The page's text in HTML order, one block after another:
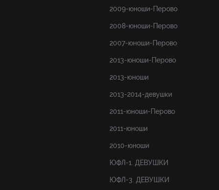
2009-юноши-Перово
2008-юноши-Перово
2007-юноши-Перово
2013-юноши-Перово
2013-юноши
2013-2014-девушки
2011-юноши-Перово
2011-юноши
2010-юноши
ЮФЛ-1. ДЕВУШКИ
ЮФЛ-3. ДЕВУШКИ